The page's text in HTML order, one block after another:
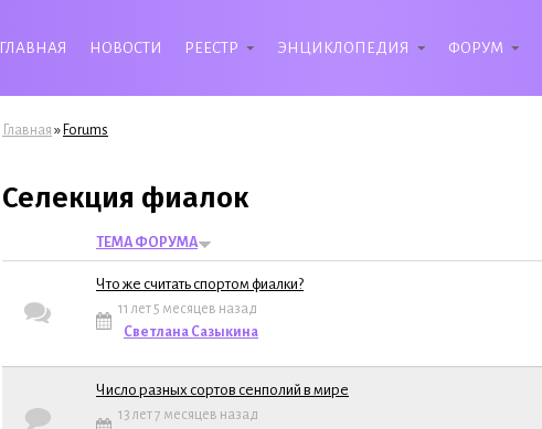
ГЛАВНАЯ НОВОСТИ РЕЕСТР ЭНЦИКЛОПЕДИЯ ФОРУМ
Вы здесь
Главная » Forums
Селекция фиалок
ТЕМА ФОРУМА
Горячая тема
Что же считать спортом фиалки?
11 лет 5 месяцев назад
Светлана Сазыкина
Обычная тема
Число разных сортов сенполий в мире
13 лет 7 месяцев назад